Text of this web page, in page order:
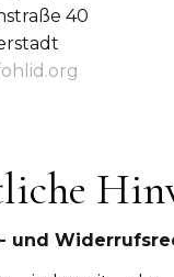
40
und